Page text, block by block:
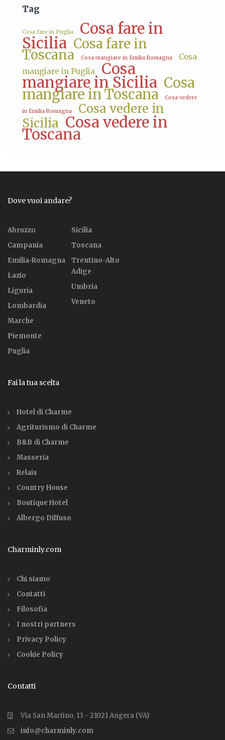
Tag
Cosa fare in Puglia Cosa fare in
Sicilia Cosa fare in
Toscana Cosa mangiare in Emilia Romagna
Cosa
mangiare in Puglia
Cosa
mangiare in Sicilia Cosa
mangiare in Toscana Cosa vedere
in Emilia Romagna
Cosa vedere in
Sicilia Cosa vedere in
Toscana
Dove vuoi andare?
Abruzzo
Campania
Emilia-Romagna
Lazio
Liguria
Lombardia
Marche
Piemonte
Puglia
Sicilia
Toscana
Trentino-Alto
Adige
Umbria
Veneto
Fai la tua scelta
Hotel di Charme
Agriturismo di Charme
B&B di Charme
Masseria
Relais
Country House
Boutique Hotel
Albergo Diffuso
Charminly.com
Chi siamo
Contatti
Filosofia
I nostri partners
Privacy Policy
Cookie Policy
Contatti
Via San Martino, 13 - 21021 Angera (VA)
info@charminly.com